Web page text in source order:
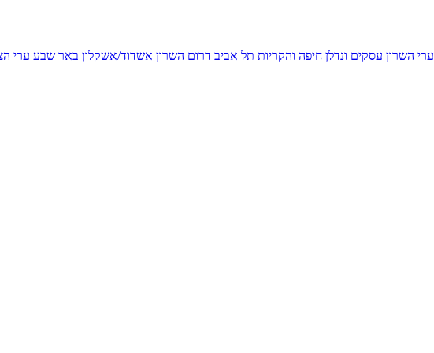
ערי השרון עסקים ונדלן חיפה והקריות תל אביב דרום השרון אשדוד/אשקלון באר שבע ערי